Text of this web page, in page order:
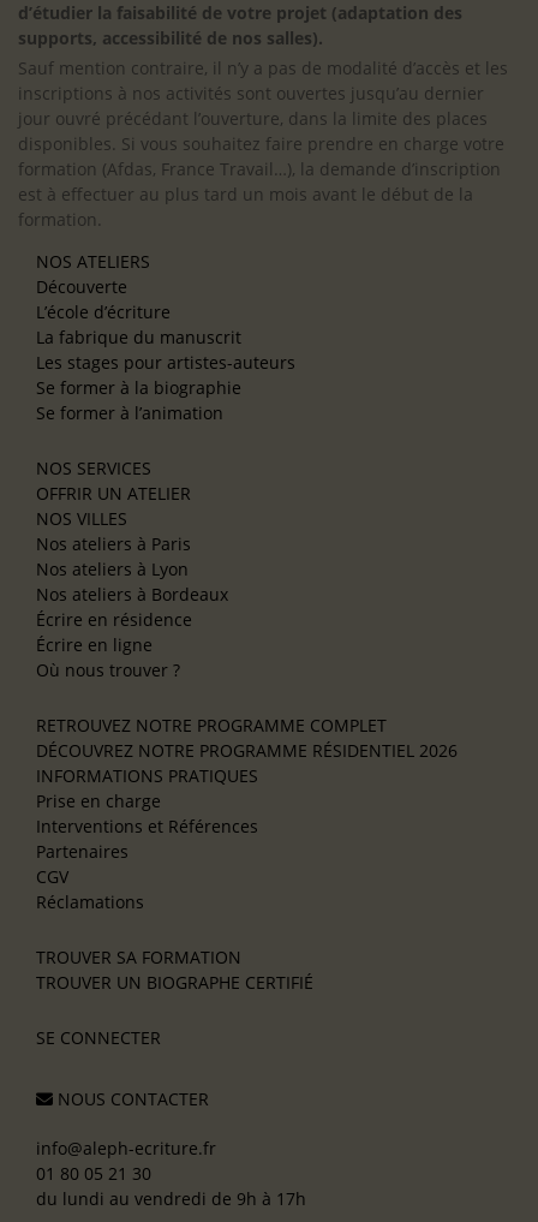
d’étudier la faisabilité de votre projet (adaptation des
supports, accessibilité de nos salles).
Sauf mention contraire, il n’y a pas de modalité d’accès et les
inscriptions à nos activités sont ouvertes jusqu’au dernier
jour ouvré précédant l’ouverture, dans la limite des places
disponibles. Si vous souhaitez faire prendre en charge votre
formation (Afdas, France Travail…), la demande d’inscription
est à effectuer au plus tard un mois avant le début de la
formation.
NOS ATELIERS
Découverte
L’école d’écriture
La fabrique du manuscrit
Les stages pour artistes-auteurs
Se former à la biographie
Se former à l’animation
NOS SERVICES
OFFRIR UN ATELIER
NOS VILLES
Nos ateliers à Paris
Nos ateliers à Lyon
Nos ateliers à Bordeaux
Écrire en résidence
Écrire en ligne
Où nous trouver ?
RETROUVEZ NOTRE PROGRAMME COMPLET
DÉCOUVREZ NOTRE PROGRAMME RÉSIDENTIEL 2026
INFORMATIONS PRATIQUES
Prise en charge
Interventions et Références
Partenaires
CGV
Réclamations
TROUVER SA FORMATION
TROUVER UN BIOGRAPHE CERTIFIÉ
SE CONNECTER
NOUS CONTACTER
info@aleph-ecriture.fr
01 80 05 21 30
du lundi au vendredi de 9h à 17h